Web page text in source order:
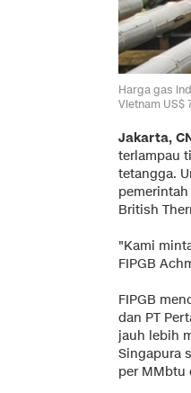
Harga gas
Vietnam US$
Jakarta,
terlampau
tetangga.
British
"Kami
FIPGB
FIPGB
dan PT
jauh lebih
Singapura
per MMbtu